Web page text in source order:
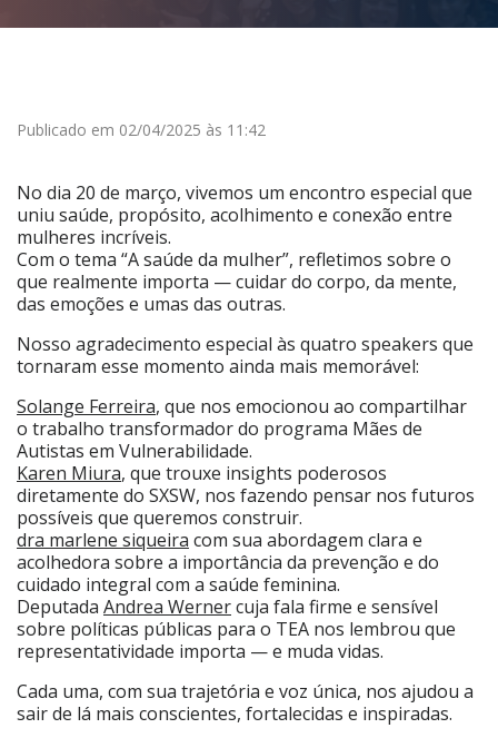
Publicado em 02/04/2025 às 11:42
No dia 20 de março, vivemos um encontro especial que
uniu saúde, propósito, acolhimento e conexão entre
mulheres incríveis.
Com o tema “A saúde da mulher”, refletimos sobre o
que realmente importa — cuidar do corpo, da mente,
das emoções e umas das outras.
Nosso agradecimento especial às quatro speakers que
tornaram esse momento ainda mais memorável:
Solange Ferreira, que nos emocionou ao compartilhar
o trabalho transformador do programa Mães de
Autistas em Vulnerabilidade.
Karen Miura, que trouxe insights poderosos
diretamente do SXSW, nos fazendo pensar nos futuros
possíveis que queremos construir.
dra marlene siqueira com sua abordagem clara e
acolhedora sobre a importância da prevenção e do
cuidado integral com a saúde feminina.
Deputada Andrea Wernercuja fala firme e sensível
sobre políticas públicas para o TEA nos lembrou que
representatividade importa — e muda vidas.
Cada uma, com sua trajetória e voz única, nos ajudou a
sair de lá mais conscientes, fortalecidas e inspiradas.